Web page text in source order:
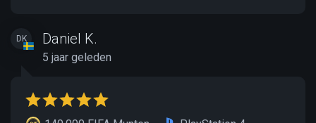
DK Daniel K.
5 jaar geleden